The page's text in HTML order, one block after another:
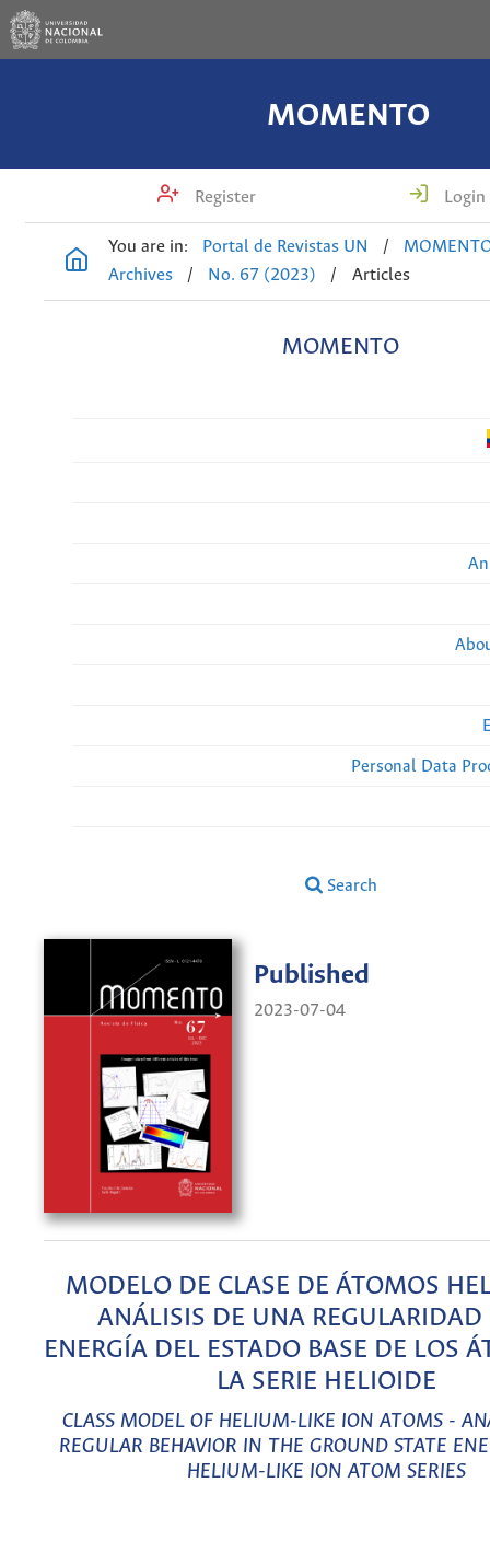
MOMENTO
Register Login
You are in: Portal de Revistas UN /
Archives
/ No. 67 (2023) / Articles
MOMENTO
Personal Data
Search
Published
2023-07-04
MODELO DE CLASE DE ÁTOMOS
ANÁLISIS DE UNA REGULARIDAD
ENERGÍA DEL ESTADO BASE DE LOS
LA SERIE HELIOIDE
CLASS MODEL OF HELIUM-LIKE ION ATOMS -
REGULAR BEHAVIOR IN THE GROUND STATE
HELIUM-LIKE ION ATOM SERIES